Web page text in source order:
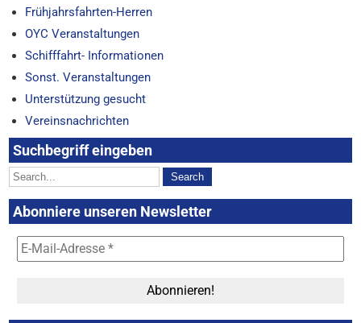
Frühjahrsfahrten-Herren
OYC Veranstaltungen
Schifffahrt- Informationen
Sonst. Veranstaltungen
Unterstützung gesucht
Vereinsnachrichten
Suchbegriff eingeben
Abonniere unseren Newsletter